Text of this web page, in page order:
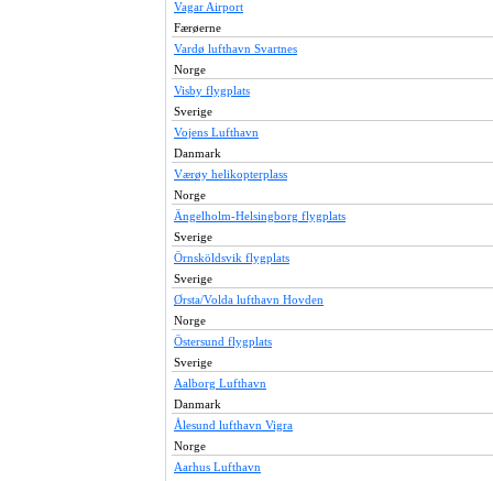
Vagar Airport
Færøerne
Vardø lufthavn Svartnes
Norge
Visby flygplats
Sverige
Vojens Lufthavn
Danmark
Værøy helikopterplass
Norge
Ängelholm-Helsingborg flygplats
Sverige
Örnsköldsvik flygplats
Sverige
Ørsta/Volda lufthavn Hovden
Norge
Östersund flygplats
Sverige
Aalborg Lufthavn
Danmark
Ålesund lufthavn Vigra
Norge
Aarhus Lufthavn